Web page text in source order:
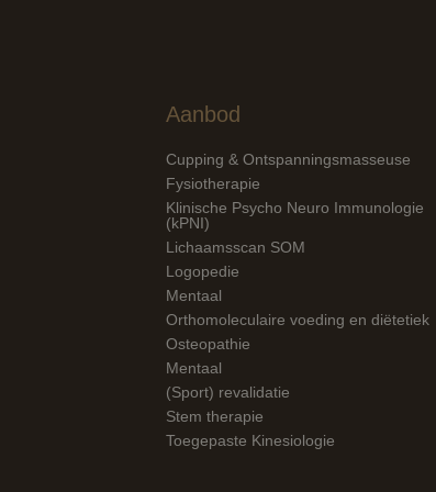
Aanbod
Cupping & Ontspanningsmasseuse
Fysiotherapie
Klinische Psycho Neuro Immunologie
(kPNI)
Lichaamsscan SOM
Logopedie
Mentaal
Orthomoleculaire voeding en diëtetiek
Osteopathie
Mentaal
(Sport) revalidatie
Stem therapie
Toegepaste Kinesiologie